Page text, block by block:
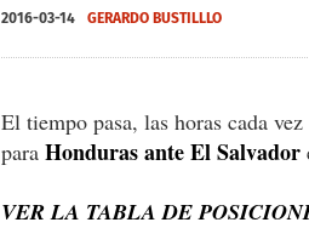
2016-03-14 GERARDO BUSTILLLO
El tiempo pasa, las horas cada
para Honduras ante El Salvador
VER LA TABLA DE